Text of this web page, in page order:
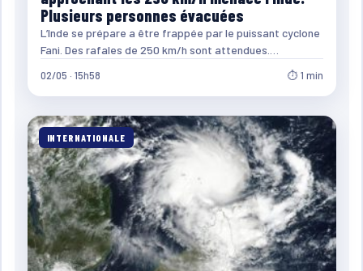
Plusieurs personnes évacuées
L’Inde se prépare a être frappée par le puissant cyclone
Fani. Des rafales de 250 km/h sont attendues.…
02/05 · 15h58 ⏱ 1 min
INTERNATIONALE